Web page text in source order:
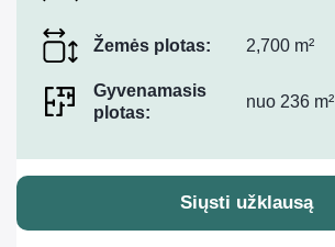
Žemės plotas: 2,700 m²
Gyvenamasis
plotas:
nuo 236 m²
Siųsti užklausą